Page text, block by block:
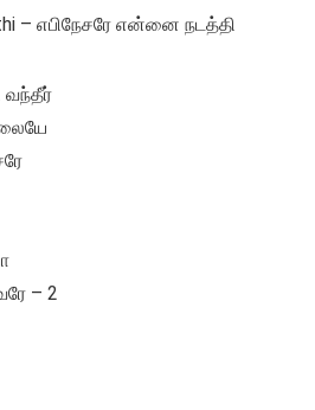
– எபிநேசரே என்னை நடத்தி
வந்தீர்
– 2